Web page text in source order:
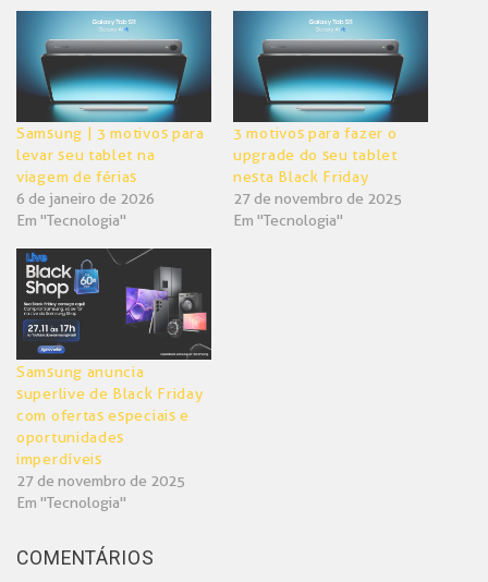
em
janela)
em
nova
janela)
Samsung | 3 motivos para
levar seu tablet na
viagem de férias
6 de janeiro de 2026
Em "Tecnologia"
3 motivos para fazer o
upgrade do seu tablet
nesta Black Friday
27 de novembro de 2025
Em "Tecnologia"
Samsung anuncia
superlive de Black Friday
com ofertas especiais e
oportunidades
imperdíveis
27 de novembro de 2025
Em "Tecnologia"
COMENTÁRIOS